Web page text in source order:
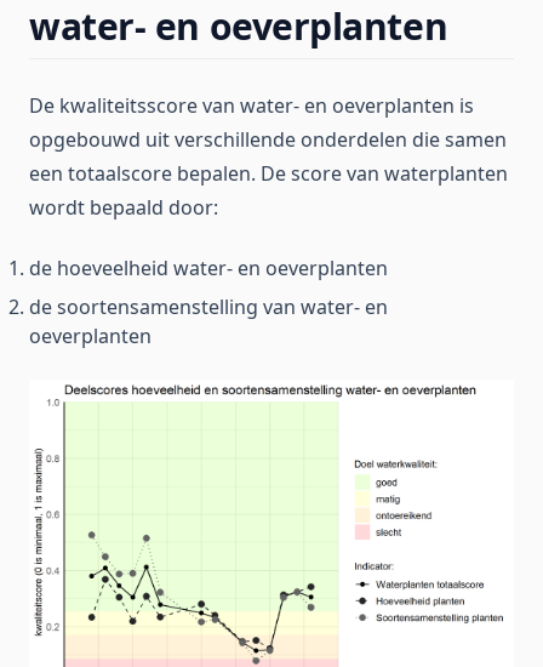
water- en oeverplanten
De kwaliteitsscore van water- en oeverplanten is
opgebouwd uit verschillende onderdelen die samen
een totaalscore bepalen. De score van waterplanten
wordt bepaald door:
de hoeveelheid water- en oeverplanten
de soortensamenstelling van water- en
oeverplanten